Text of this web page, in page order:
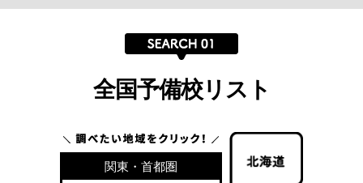
全国予備校リスト
関東・首都圏